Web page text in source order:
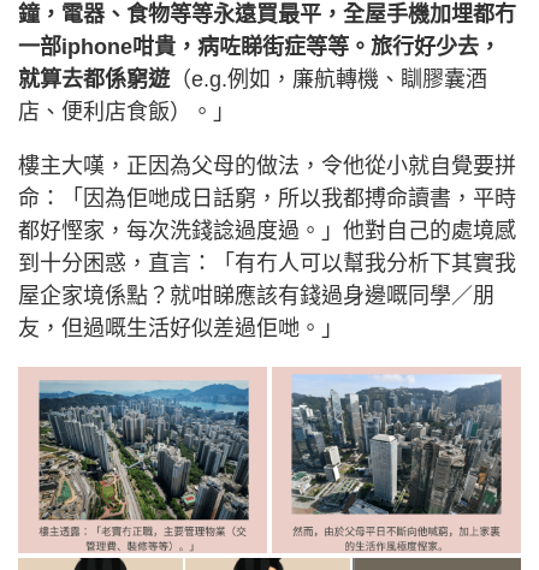
鐘，電器、食物等等永遠買最平，全屋手機加埋都冇
一部iphone咁貴，病咗睇街症等等。旅行好少去，
就算去都係窮遊 （e.g.例如，廉航轉機、瞓膠囊酒
店、便利店食飯）。」
樓主大嘆，正因為父母的做法，令他從小就自覺要拼
命：「因為佢哋成日話窮，所以我都搏命讀書，平時
都好慳家，每次洗錢諗過度過。」他對自己的處境感
到十分困惑，直言：「有冇人可以幫我分析下其實我
屋企家境係點？就咁睇應該有錢過身邊嘅同學／朋
友，但過嘅生活好似差過佢哋。」